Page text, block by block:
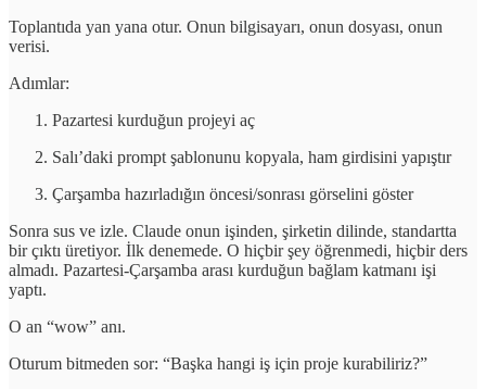
Toplantıda yan yana otur. Onun bilgisayarı, onun dosyası, onun
verisi.
Adımlar:
Pazartesi kurduğun projeyi aç
Salı’daki prompt şablonunu kopyala, ham girdisini yapıştır
Çarşamba hazırladığın öncesi/sonrası görselini göster
Sonra sus ve izle. Claude onun işinden, şirketin dilinde, standartta
bir çıktı üretiyor. İlk denemede. O hiçbir şey öğrenmedi, hiçbir ders
almadı. Pazartesi-Çarşamba arası kurduğun bağlam katmanı işi
yaptı.
O an “wow” anı.
Oturum bitmeden sor: “Başka hangi iş için proje kurabiliriz?”